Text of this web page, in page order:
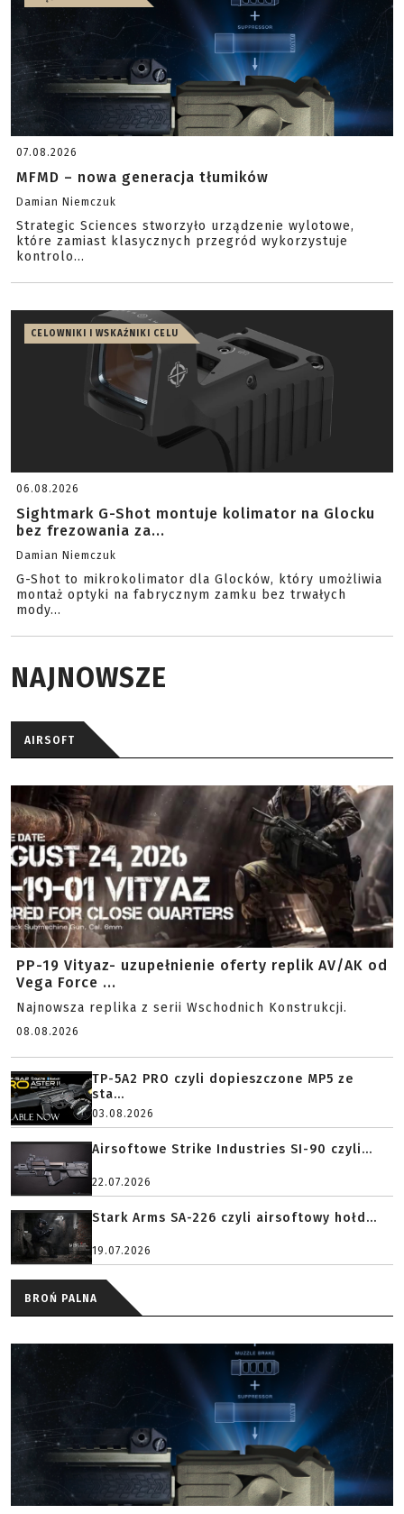
07.08.2026
MFMD – nowa generacja tłumików
Damian Niemczuk
Strategic Sciences stworzyło urządzenie wylotowe,
które zamiast klasycznych przegród wykorzystuje
kontrolo...
CELOWNIKI I WSKAŹNIKI CELU
06.08.2026
Sightmark G-Shot montuje kolimator na Glocku
bez frezowania za...
Damian Niemczuk
G-Shot to mikrokolimator dla Glocków, który umożliwia
montaż optyki na fabrycznym zamku bez trwałych
mody...
NAJNOWSZE
AIRSOFT
PP-19 Vityaz- uzupełnienie oferty replik AV/AK od
Vega Force ...
Najnowsza replika z serii Wschodnich Konstrukcji.
08.08.2026
TP-5A2 PRO czyli dopieszczone MP5 ze
sta...
03.08.2026
Airsoftowe Strike Industries SI-90 czyli...
22.07.2026
Stark Arms SA-226 czyli airsoftowy hołd...
19.07.2026
BROŃ PALNA